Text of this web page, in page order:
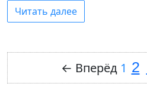
Читать далее
← Вперёд 1 2